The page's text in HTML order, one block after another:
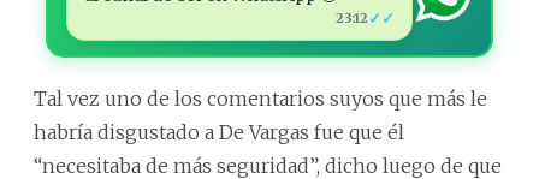
23:12 ✓✓
Tal vez uno de los comentarios suyos que más le
habría disgustado a De Vargas fue que él
“necesitaba de más seguridad”, dicho luego de que